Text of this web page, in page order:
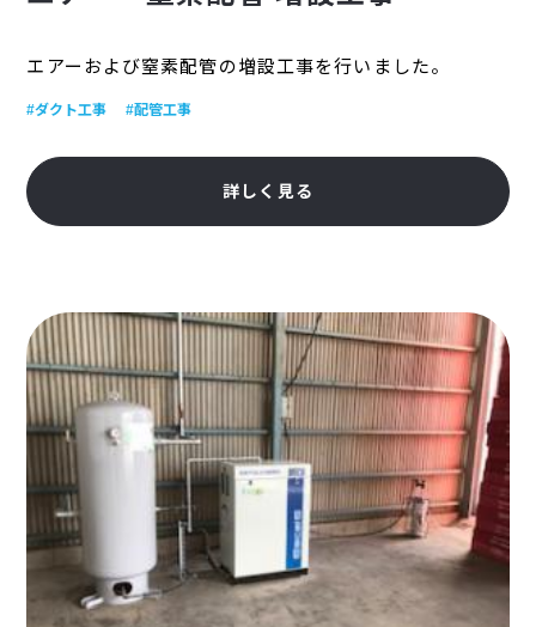
エアーおよび窒素配管の増設工事を行いました。
#ダクト工事 #配管工事
詳しく見る